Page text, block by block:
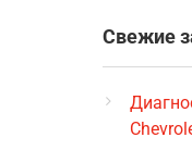
Свежие